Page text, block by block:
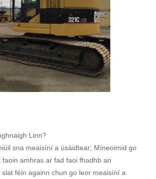
Linn?
sna meaisíní a úsáidtear; Míneoimid go
faoin amhras ar fad faoi fhadhb an
féin againn chun go leor meaisíní a